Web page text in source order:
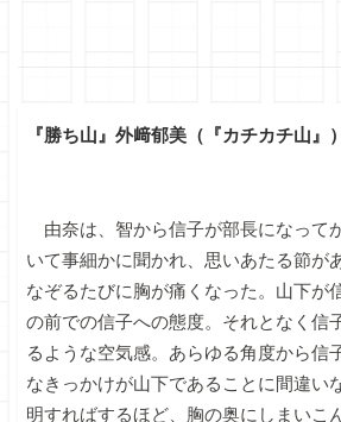
『勝ち山』外﨑郁美（『カチカチ山』）
由奈は、智から信子が部長になって
いて事細かに聞かれ、思いあたる節が
なぞるたびに胸が痛くなった。山下が
の前での信子への態度。それとなく信
るような空気感。あらゆる角度から信
なきっかけが山下であることに間違い
明すればするほど、胸の奥にしまいこ